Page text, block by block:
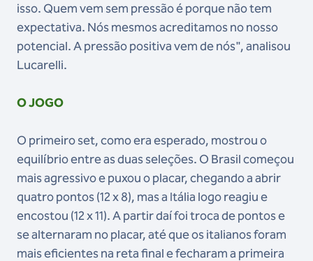
isso. Quem vem sem pressão é porque não tem
expectativa. Nós mesmos acreditamos no nosso
potencial. A pressão positiva vem de nós", analisou
Lucarelli.
O JOGO
O primeiro set, como era esperado, mostrou o
equilíbrio entre as duas seleções. O Brasil começou
mais agressivo e puxou o placar, chegando a abrir
quatro pontos (12 x 8), mas a Itália logo reagiu e
encostou (12 x 11). A partir daí foi troca de pontos e
se alternaram no placar, até que os italianos foram
mais eficientes na reta final e fecharam a primeira